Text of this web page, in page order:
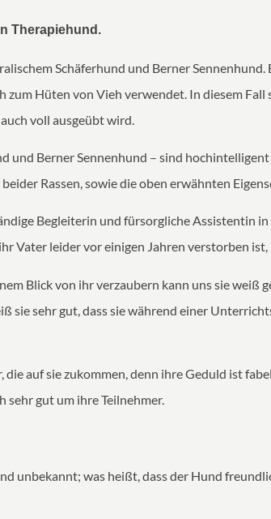
Therapiehund.
Schäferhund und Berner
zum Hüten von Vieh verwendet. In diesem
voll ausgeübt wird.
und Berner Sennenhund – sind
Rassen, sowie die oben erwähnten
Begleiterin und fürsorgliche Assistentin
Vater leider vor einigen Jahren verstorben
Blick von ihr verzaubern kann uns sie weiß
sie sehr gut, dass sie während einer
auf sie zukommen, denn ihre Geduld ist
sehr gut um ihre Teilnehmer.
unbekannt; was heißt, dass der Hund